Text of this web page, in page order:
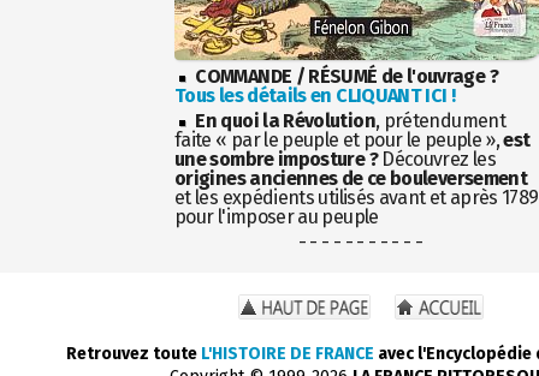
COMMANDE / RÉSUMÉ de l'ouvrage ?
Tous les détails en CLIQUANT ICI !
En quoi la Révolution, prétendument
faite « par le peuple et pour le peuple »,est
une sombre imposture ?Découvrez les
origines anciennes de ce bouleversement
et les expédients utilisés avant et après 1789
pour l'imposer au peuple
- - - - - - - - - - -
Retrouvez toute L'HISTOIRE DE FRANCE avec